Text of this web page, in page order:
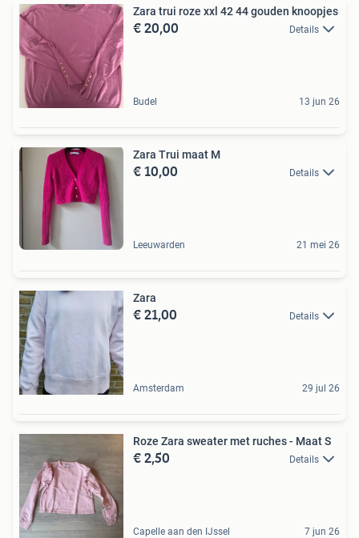
Zara trui roze xxl 42 44 gouden knoopjes
€ 20,00 Details
Budel 13 jun 26
Zara Trui maat M
€ 10,00 Details
Leeuwarden 21 mei 26
Zara
€ 21,00 Details
Amsterdam 29 jul 26
Roze Zara sweater met ruches - Maat S
€ 2,50 Details
Capelle aan den IJssel 7 jun 26